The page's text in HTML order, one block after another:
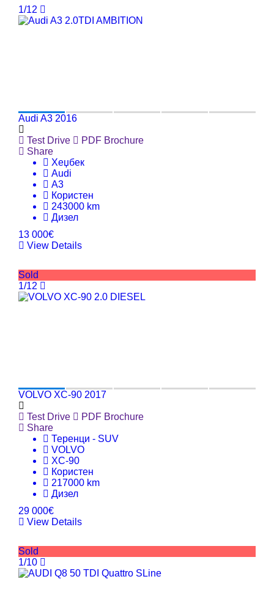
1/12
Audi A3 2016
Test Drive
PDF Brochure
Share
Хеџбек
Audi
A3
Користен
243000 km
Дизел
13 000€
View Details
Sold
1/12
VOLVO XC-90 2017
Test Drive
PDF Brochure
Share
Теренци - SUV
VOLVO
XC-90
Користен
217000 km
Дизел
29 000€
View Details
Sold
1/10